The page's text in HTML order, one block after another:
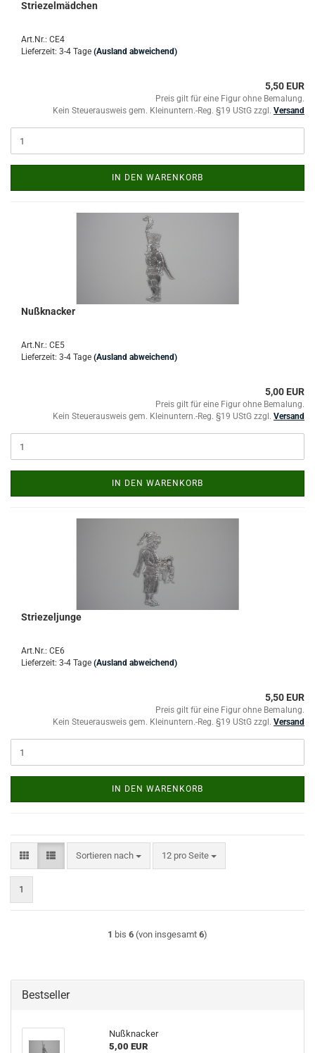
Striezelmädchen
Art.Nr.: CE4
Lieferzeit: 3-4 Tage (Ausland abweichend)
5,50 EUR
Preis gilt für eine Figur ohne Bemalung.
Kein Steuerausweis gem. Kleinuntern.-Reg. §19 UStG zzgl. Versand
IN DEN WARENKORB
Nußknacker
Art.Nr.: CE5
Lieferzeit: 3-4 Tage (Ausland abweichend)
5,00 EUR
Preis gilt für eine Figur ohne Bemalung.
Kein Steuerausweis gem. Kleinuntern.-Reg. §19 UStG zzgl. Versand
IN DEN WARENKORB
Striezeljunge
Art.Nr.: CE6
Lieferzeit: 3-4 Tage (Ausland abweichend)
5,50 EUR
Preis gilt für eine Figur ohne Bemalung.
Kein Steuerausweis gem. Kleinuntern.-Reg. §19 UStG zzgl. Versand
IN DEN WARENKORB
Sortieren nach
Sortieren nach 12 pro Seite
pro Seite
1
1 bis 6 (von insgesamt 6)
Bestseller
Nußknacker
5,00 EUR